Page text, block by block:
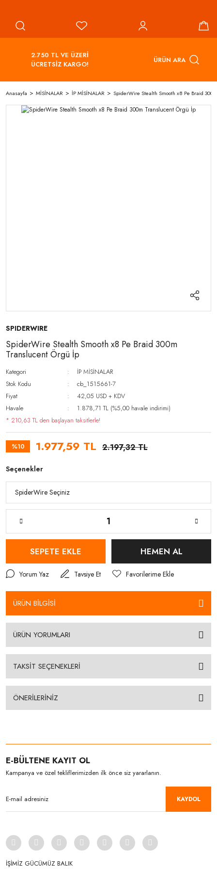
2.750 TL VE ÜZERİ
ÜCRETSİZ KARGO!
ÜRÜN ARA
Anasayfa MİSİNALAR İP MİSİNALAR SpiderWire Stealth Smooth x8 Pe Braid
SPIDERWIRE
SpiderWire Stealth Smooth x8 Pe Braid 300m
Translucent Örgü İp
Kategori
İP MİSİNALAR
Stok Kodu
cb_1515661-7
Fiyat
42,05 USD + KDV
Havale
1.878,71 TL (%5,00 havale indirimi)
* 210,63 TL den başlayan taksitlerle!
%10 1.977,59 TL 2.197,32 TL
Seçenekler
SEPETE EKLE HEMEN AL
Yorum Yaz Tavsiye Et
ÜRÜN BİLGİSİ
ÜRÜN YORUMLARI
TAKSİT SEÇENEKLERİ
ÖNERİLERİNİZ
E-BÜLTENE KAYIT OL
Kampanya ve özel tekliflerimizden ilk önce siz yararlanın.
KAYDOL
İŞİMİZ GÜCÜMÜZ BALIK